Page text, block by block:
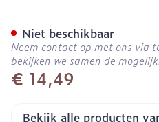
€ 14,49
Niet beschikbaar
Neem contact op met ons via
bekijken we samen de
Bekijk alle producten